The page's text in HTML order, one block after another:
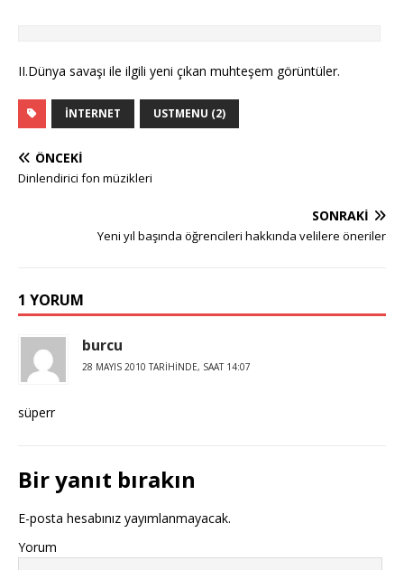
II.Dünya savaşı ile ilgili yeni çıkan muhteşem görüntüler.
İNTERNET USTMENU (2)
ÖNCEKI
Dinlendirici fon müzikleri
SONRAKI
Yeni yıl başında öğrencileri hakkında velilere öneriler
1 YORUM
burcu
28 MAYIS 2010 TARIHINDE, SAAT 14:07
süperr
Bir yanıt bırakın
E-posta hesabınız yayımlanmayacak.
Yorum